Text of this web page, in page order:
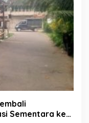
Sementara ke